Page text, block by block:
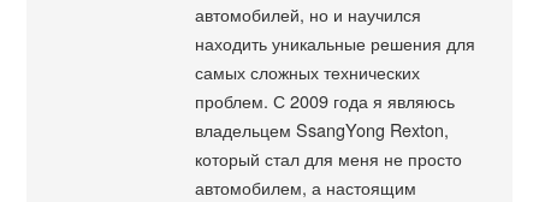
автомобилей, но и научился
находить уникальные решения для
самых сложных технических
проблем. С 2009 года я являюсь
владельцем SsangYong Rexton,
который стал для меня не просто
автомобилем, а настоящим